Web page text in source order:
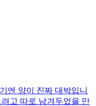
엔 양이 진짜 대박입니
고 따로 남겨두었을 만